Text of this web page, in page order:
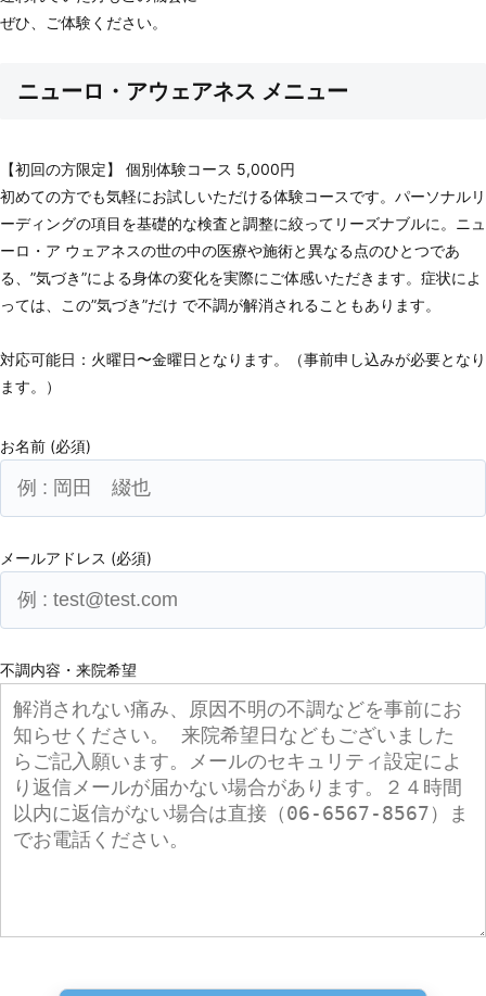
ぜひ、ご体験ください。
ニューロ・アウェアネス メニュー
【初回の方限定】 個別体験コース 5,000円
初めての方でも気軽にお試しいただける体験コースです。パーソナルリ
ーディングの項目を基礎的な検査と調整に絞ってリーズナブルに。ニュ
ーロ・ア ウェアネスの世の中の医療や施術と異なる点のひとつであ
る、”気づき”による身体の変化を実際にご体感いただきます。症状によ
っては、この”気づき”だけ で不調が解消されることもあります。
対応可能日：火曜日〜金曜日となります。（事前申し込みが必要となり
ます。）
お名前 (必須)
メールアドレス (必須)
不調内容・来院希望